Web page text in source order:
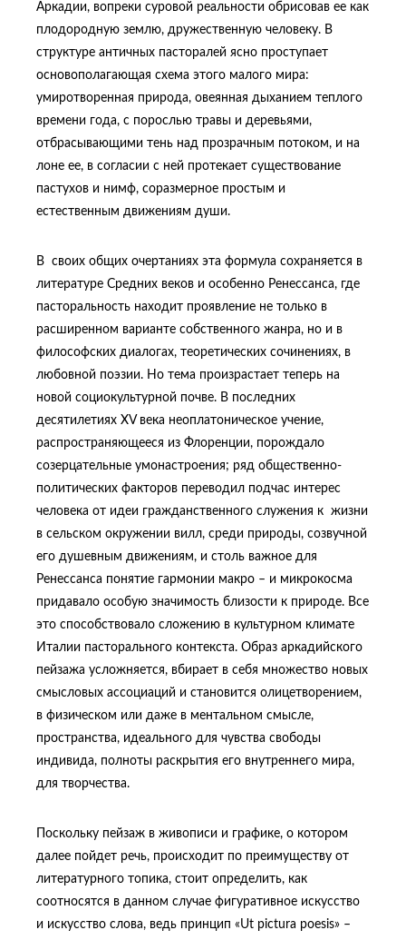
Аркадии, вопреки суровой реальности обрисовав ее как
плодородную землю, дружественную человеку. В
структуре античных пасторалей ясно проступает
основополагающая схема этого малого мира:
умиротворенная природа, овеянная дыханием теплого
времени года, с порослью травы и деревьями,
отбрасывающими тень над прозрачным потоком, и на
лоне ее, в согласии с ней протекает существование
пастухов и нимф, соразмерное простым и
естественным движениям души.
В своих общих очертаниях эта формула сохраняется в
литературе Средних веков и особенно Ренессанса, где
пасторальность находит проявление не только в
расширенном варианте собственного жанра, но и в
философских диалогах, теоретических сочинениях, в
любовной поэзии. Но тема произрастает теперь на
новой социокультурной почве. В последних
десятилетиях XV века неоплатоническое учение,
распространяющееся из Флоренции, порождало
созерцательные умонастроения; ряд общественно-
политических факторов переводил подчас интерес
человека от идеи гражданственного служения к жизни
в сельском окружении вилл, среди природы, созвучной
его душевным движениям, и столь важное для
Ренессанса понятие гармонии макро – и микрокосма
придавало особую значимость близости к природе. Все
это способствовало сложению в культурном климате
Италии пасторального контекста. Образ аркадийского
пейзажа усложняется, вбирает в себя множество новых
смысловых ассоциаций и становится олицетворением,
в физическом или даже в ментальном смысле,
пространства, идеального для чувства свободы
индивида, полноты раскрытия его внутреннего мира,
для творчества.
Поскольку пейзаж в живописи и графике, о котором
далее пойдет речь, происходит по преимуществу от
литературного топика, стоит определить, как
соотносятся в данном случае фигуративное искусство
и искусство слова, ведь принцип «Ut picturа poesis» –